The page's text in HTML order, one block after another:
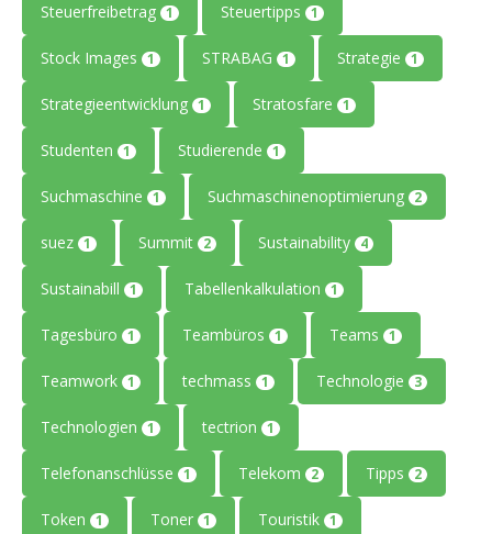
Steuerfreibetrag 1 Steuertipps 1
Stock Images 1 STRABAG 1 Strategie 1
Strategieentwicklung 1 Stratosfare 1
Studenten 1 Studierende 1
Suchmaschine 1 Suchmaschinenoptimierung 2
suez 1 Summit 2 Sustainability 4
Sustainabill 1 Tabellenkalkulation 1
Tagesbüro 1 Teambüros 1 Teams 1
Teamwork 1 techmass 1 Technologie 3
Technologien 1 tectrion 1
Telefonanschlüsse 1 Telekom 2 Tipps 2
Token 1 Toner 1 Touristik 1